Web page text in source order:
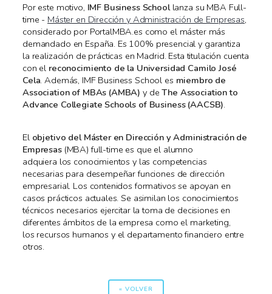
Por este motivo, IMF Business Schoollanza su MBA Full-
time - Máster en Dirección y Administración de Empresas,
considerado por PortalMBA.es como el máster más
demandado en España. Es 100% presencial y garantiza
la realización de prácticas en Madrid. Esta titulación cuenta
con el reconocimiento de la Universidad Camilo José
Cela. Además, IMF Business School es miembro de
Association of MBAs (AMBA) y deThe Association to
Advance Collegiate Schools of Business (AACSB).
El objetivo del Máster en Dirección y Administración de
Empresas(MBA) full-time es que el alumno
adquiera los conocimientos y las competencias
necesarias para desempeñar funciones de dirección
empresarial. Los contenidos formativos se apoyan en
casos prácticos actuales. Se asimilan los conocimientos
técnicos necesarios ejercitar la toma de decisiones en
diferentes ámbitos de la empresa como el marketing,
los recursos humanos y el departamento financiero entre
otros.
« VOLVER